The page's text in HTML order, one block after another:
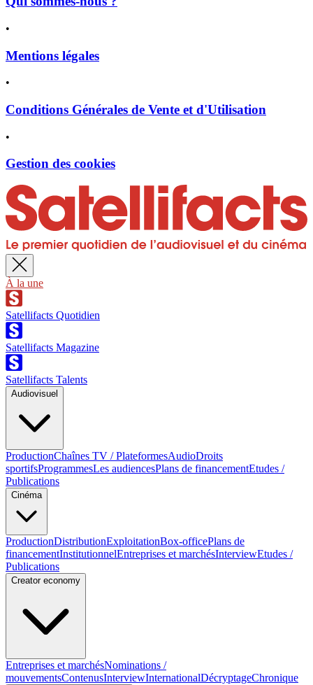
•
Mentions légales
•
Conditions Générales de Vente et d'Utilisation
•
Gestion des cookies
À la une
Satellifacts Quotidien
Satellifacts Magazine
Satellifacts Talents
Audiovisuel
ProductionChaînes TV / PlateformesAudioDroits
sportifsProgrammesLes audiencesPlans de financementEtudes /
Publications
Cinéma
ProductionDistributionExploitationBox-officePlans de
financementInstitutionnelEntreprises et marchésInterviewEtudes /
Publications
Creator economy
Entreprises et marchésNominations /
mouvementsContenusInterviewInternationalDécryptageChronique